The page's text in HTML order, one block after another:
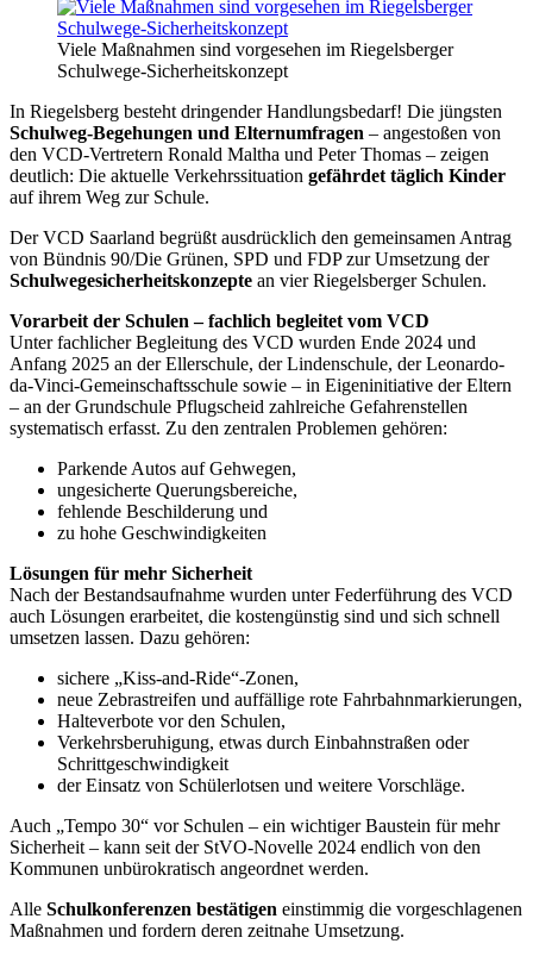
Viele Maßnahmen sind vorgesehen im Riegelsberger
Schulwege-Sicherheitskonzept
In Riegelsberg besteht dringender Handlungsbedarf! Die jüngsten
Schulweg-Begehungen und Elternumfragen – angestoßen von
den VCD-Vertretern Ronald Maltha und Peter Thomas – zeigen
deutlich: Die aktuelle Verkehrssituation gefährdet täglich Kinder
auf ihrem Weg zur Schule.
Der VCD Saarland begrüßt ausdrücklich den gemeinsamen Antrag
von Bündnis 90/Die Grünen, SPD und FDP zur Umsetzung der
Schulwegesicherheitskonzepte an vier Riegelsberger Schulen.
Vorarbeit der Schulen – fachlich begleitet vom VCD
Unter fachlicher Begleitung des VCD wurden Ende 2024 und
Anfang 2025 an der Ellerschule, der Lindenschule, der Leonardo-
da-Vinci-Gemeinschaftsschule sowie – in Eigeninitiative der Eltern
– an der Grundschule Pflugscheid zahlreiche Gefahrenstellen
systematisch erfasst. Zu den zentralen Problemen gehören:
Parkende Autos auf Gehwegen,
ungesicherte Querungsbereiche,
fehlende Beschilderung und
zu hohe Geschwindigkeiten
Lösungen für mehr Sicherheit
Nach der Bestandsaufnahme wurden unter Federführung des VCD
auch Lösungen erarbeitet, die kostengünstig sind und sich schnell
umsetzen lassen. Dazu gehören:
sichere „Kiss-and-Ride“-Zonen,
neue Zebrastreifen und auffällige rote Fahrbahnmarkierungen,
Halteverbote vor den Schulen,
Verkehrsberuhigung, etwas durch Einbahnstraßen oder
Schrittgeschwindigkeit
der Einsatz von Schülerlotsen und weitere Vorschläge.
Auch „Tempo 30“ vor Schulen – ein wichtiger Baustein für mehr
Sicherheit – kann seit der StVO-Novelle 2024 endlich von den
Kommunen unbürokratisch angeordnet werden.
Alle Schulkonferenzen bestätigen einstimmig die vorgeschlagenen
Maßnahmen und fordern deren zeitnahe Umsetzung.